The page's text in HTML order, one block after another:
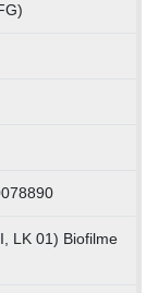
LK 01) Biofilme